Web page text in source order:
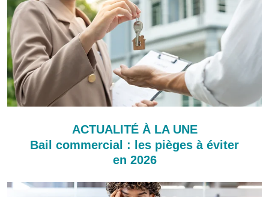
ACTUALITÉ À LA UNE
Bail commercial : les pièges à éviter
en 2026